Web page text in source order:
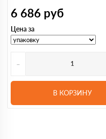
6 686 руб
Цена за
-
В КОРЗИНУ